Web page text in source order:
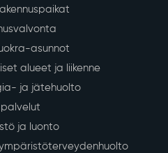
asunnot
alueet ja liikenne
ja jätehuolto
ja luonto